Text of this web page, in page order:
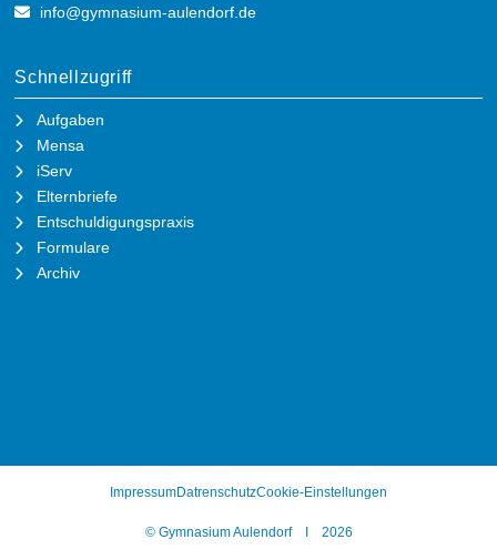
info@gymnasium-aulendorf.de
Schnellzugriff
Aufgaben
Mensa
iServ
Elternbriefe
Entschuldigungspraxis
Formulare
Archiv
© Gymnasium Aulendorf I 2026
ImpressumDatrenschutzCookie-Einstellungen